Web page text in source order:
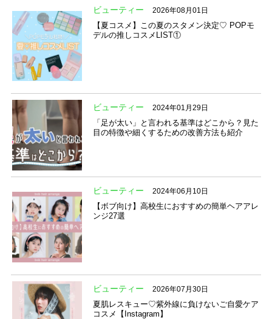
ビューティー 2026年08月01日
【夏コスメ】この夏のスタメン決定♡ POPモ
デルの推しコスメLIST①
ビューティー 2024年01月29日
「足が太い」と言われる基準はどこから？見た
目の特徴や細くするための改善方法も紹介
ビューティー 2024年06月10日
【ボブ向け】高校生におすすめの簡単ヘアアレ
ンジ27選
ビューティー 2026年07月30日
夏肌レスキュー♡紫外線に負けないご自愛ケア
コスメ【Instagram】